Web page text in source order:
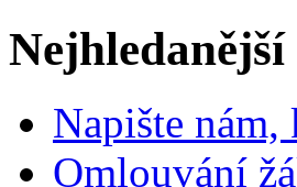
Napište
Omlouvání